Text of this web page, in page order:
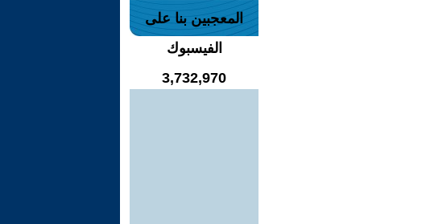
المعجبين بنا على
الفيسبوك
3,732,970